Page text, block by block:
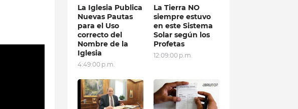
La Iglesia Publica
Nuevas Pautas
para el Uso
correcto del
Nombre de la
Iglesia
4:49:00 p.m.
La Tierra NO
siempre estuvo
en este Sistema
Solar según los
Profetas
12:09:00 p.m.